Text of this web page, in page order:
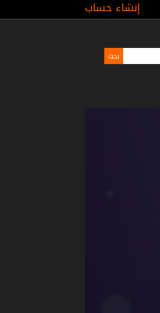
إنشاء حساب